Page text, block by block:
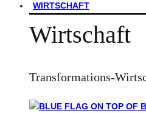
WIRTSCHAFT
Wirtschaft
Transformations-